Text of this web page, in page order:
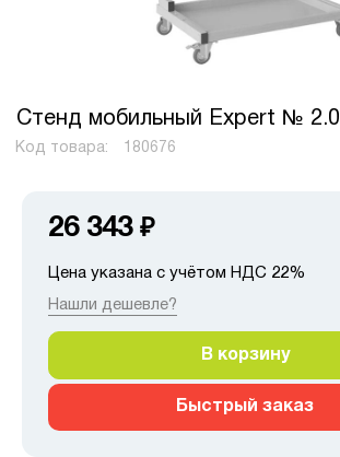
Стенд мобильный Expert № 2.0
Код товара: 180676
26 343 ₽
Цена указана с учётом НДС 22%
Нашли дешевле?
В корзину
Быстрый заказ